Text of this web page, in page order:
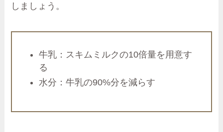
しましょう。
牛乳：スキムミルクの10倍量を用意す
る
水分：牛乳の90%分を減らす